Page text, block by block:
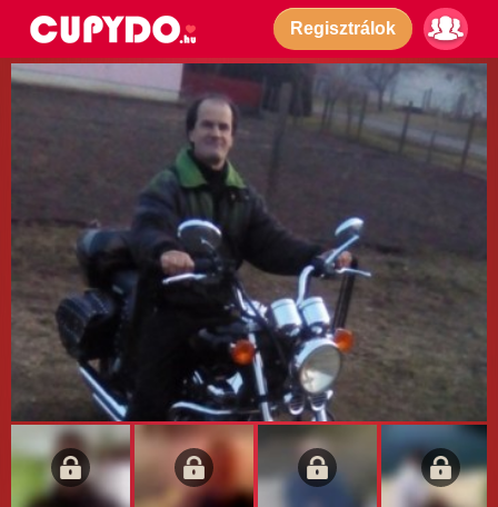
Regisztrálok